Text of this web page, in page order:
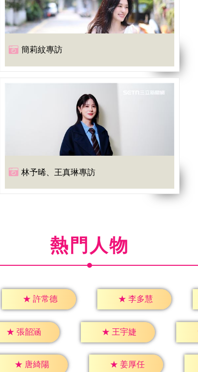
簡莉紋專訪
林予晞、王真琳專訪
熱門人物
★ 許常德 ★ 李多慧
★ 張韶涵 ★ 王宇婕
★ 唐綺陽 ★ 姜厚任